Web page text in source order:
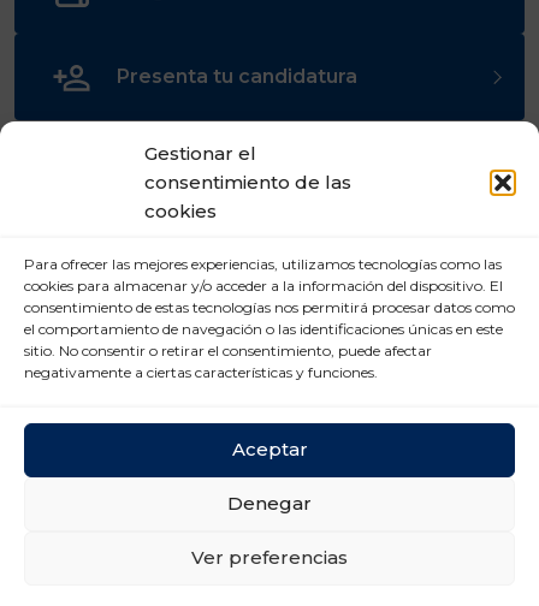
Gestionar el
consentimiento de las
cookies
Para ofrecer las mejores experiencias, utilizamos tecnologías como las
cookies para almacenar y/o acceder a la información del dispositivo. El
consentimiento de estas tecnologías nos permitirá procesar datos como
el comportamiento de navegación o las identificaciones únicas en este
sitio. No consentir o retirar el consentimiento, puede afectar
negativamente a ciertas características y funciones.
Aceptar
Denegar
Ver preferencias
Presenta tu candidatura
CENTRO DE TRANSPORTES DE COSLADA
Coslada (Madrid)